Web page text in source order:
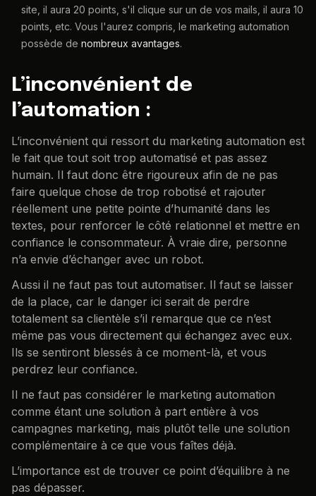
site, il aura 20 points, s'il clique sur un de vos mails, il aura 10
points, etc. Vous l'aurez compris, le marketing automation
possède de nombreux avantages.
L’inconvénient de
l’automation :
L’inconvénient qui ressort du marketing automation est
le fait que tout soit trop automatisé et pas assez
humain. Il faut donc être rigoureux afin de ne pas
faire quelque chose de trop robotisé et rajouter
réellement une petite pointe d’humanité dans les
textes, pour renforcer le côté relationnel et mettre en
confiance le consommateur. À vraie dire, personne
n’a envie d’échanger avec un robot.
Aussi il ne faut pas tout automatiser. Il faut se laisser
de la place, car le danger ici serait de perdre
totalement sa clientèle s’il remarque que ce n’est
même pas vous directement qui échangez avec eux.
Ils se sentiront blessés à ce moment-là, et vous
perdrez leur confiance.
Il ne faut pas considérer le marketing automation
comme étant une solution à part entière à vos
campagnes marketing, mais plutôt telle une solution
complémentaire à ce que vous faîtes déjà.
L’importance est de trouver ce point d’équilibre à ne
pas dépasser.